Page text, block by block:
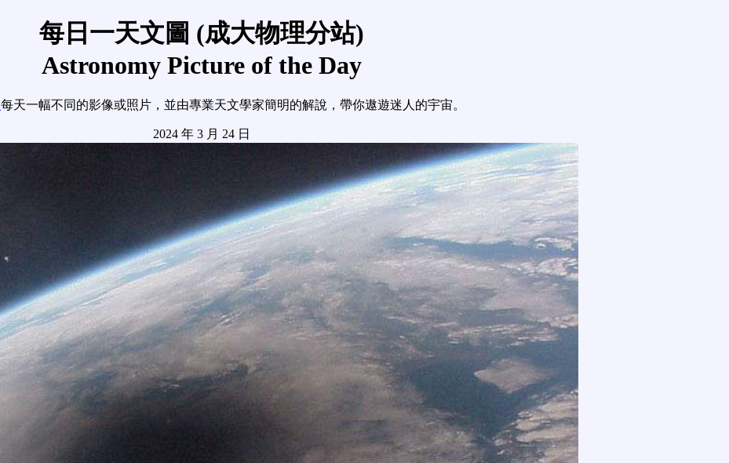
每日一天文圖 (成大物理分站)
Astronomy Picture of the Day
每天一幅不同的影像或照片，並由專業天文學家簡明的解說，帶你遨遊迷人的宇宙。
2024 年 3 月 24 日